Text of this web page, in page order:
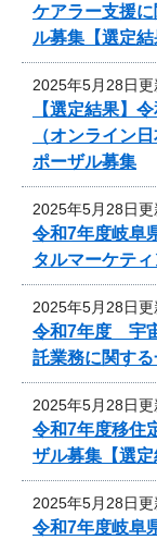
ケアラー支援
ル募集【選定結
2025年5月28日更
【選定結果】
（オンライン
ポーザル募集
2025年5月28日更
令和7年度岐阜
タルマーケテ
2025年5月28日更
令和7年度 宇
託業務に関す
2025年5月28日更
令和7年度移住
ザル募集【選定
2025年5月28日更
令和7年度岐阜